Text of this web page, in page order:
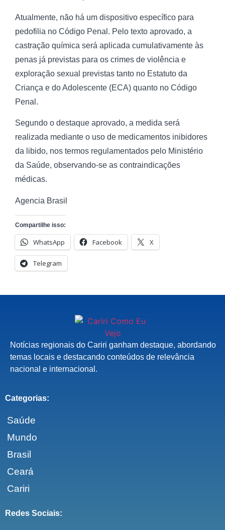
Atualmente, não há um dispositivo específico para
pedofilia no Código Penal. Pelo texto aprovado, a
castração química será aplicada cumulativamente às
penas já previstas para os crimes de violência e
exploração sexual previstas tanto no Estatuto da
Criança e do Adolescente (ECA) quanto no Código
Penal.
Segundo o destaque aprovado, a medida será
realizada mediante o uso de medicamentos inibidores
da libido, nos termos regulamentados pelo Ministério
da Saúde, observando-se as contraindicações
médicas.
Agencia Brasil
Compartilhe isso:
WhatsApp Facebook X
Telegram
Notícias regionais do Cariri ganham destaque, abordando
temas locais e destacando conteúdos de relevância
nacional e internacional.
Categorias:
Saúde
Mundo
Brasil
Ceará
Cariri
Redes Sociais: